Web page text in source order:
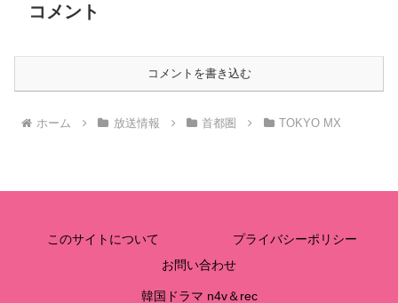
コメント
コメントを書き込む
ホーム 放送情報 首都圏 TOKYO MX
このサイトについて
プライバシーポリシー
お問い合わせ
韓国ドラマ n4v＆rec